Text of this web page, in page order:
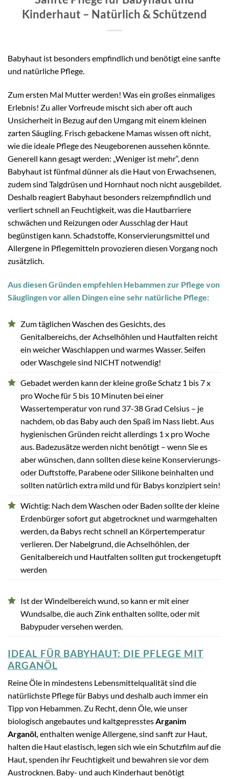
Kinderhaut – Natürlich & Schützend
Babyhaut ist besonders empfindlich und benötigt eine sanfte
und natürliche Pflege.
Zum ersten Mal Mutter werden! Was ein großes einmaliges
Erlebnis! Zu aller Vorfreude mischt sich aber oft auch
Unsicherheit in Bezug auf den Umgang mit einem kleinen
zarten Säugling. Frisch gebackene Mamas wissen oft nicht,
wie die ideale Pflege des Neugeborenen aussehen könnte.
Generell kann gesagt werden: „Weniger ist mehr“, denn
Babyhaut ist fünfmal dünner als die Haut von Erwachsenen,
zudem sind Talgdrüsen und Hornhaut noch nicht ausgebildet.
Deshalb reagiert Babyhaut besonders reizempfindlich und
verliert schnell an Feuchtigkeit, was die Hautbarriere
schwächen und Reizungen oder Ausschlag der Haut
begünstigen kann. Schadstoffe, Konservierungsmittel und
Allergene in Pflegemitteln provozieren diesen Vorgang noch
zusätzlich.
Aus diesen Gründen empfehlen Hebammen zur Pflege von
Säuglingen vor allen Dingen eine sehr natürliche Pflege:
Zum täglichen Waschen des Gesichts, des
Genitalbereichs, der Achselhöhlen und Hautfalten reicht
ein weicher Waschlappen und warmes Wasser. Seifen
oder Waschgele sind NICHT notwendig!
Gebadet werden kann der kleine große Schatz 1 bis 7 x
pro Woche für 5 bis 10 Minuten bei einer
Wassertemperatur von rund 37-38 Grad Celsius – je
nachdem, ob das Baby auch den Spaß im Nass liebt. Aus
hygienischen Gründen reicht allerdings 1 x pro Woche
aus. Badezusätze werden nicht benötigt – wenn Sie es
aber wünschen, dann sollten diese keine Konservierungs-
oder Duftstoffe, Parabene oder Silikone beinhalten und
sollten natürlich extra mild und für Babys konzipiert sein!
Wichtig: Nach dem Waschen oder Baden sollte der kleine
Erdenbürger sofort gut abgetrocknet und warmgehalten
werden, da Babys recht schnell an Körpertemperatur
verlieren. Der Nabelgrund, die Achselhöhlen, der
Genitalbereich und Hautfalten sollten gut trockengetupft
werden
Ist der Windelbereich wund, so kann er mit einer
Wundsalbe, die auch Zink enthalten sollte, oder mit
Babypuder versehen werden.
IDEAL FÜR BABYHAUT: DIE PFLEGE MIT
ARGANÖL
Reine Öle in mindestens Lebensmittelqualität sind die
natürlichste Pflege für Babys und deshalb auch immer ein
Tipp von Hebammen. Zu Recht, denn Öle, wie unser
biologisch angebautes und kaltgepresstes Arganim
Arganöl enthalten wenige Allergene, sind sanft zur Haut,
halten die Haut elastisch, legen sich wie ein Schutzfilm auf die
Haut, spenden ihr Feuchtigkeit und bewahren sie vor dem
Austrocknen. Baby- und auch Kinderhaut benötigt